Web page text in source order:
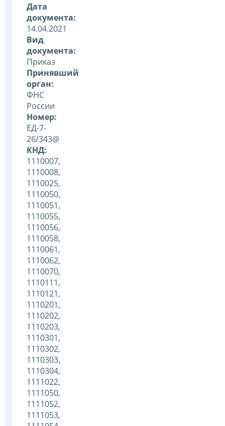
Дата
документа:
14.04.2021
Вид
документа:
Приказ
Принявший
орган:
ФНС
России
Номер:
ЕД-7-
26/343@
КНД:
1110007,
1110008,
1110025,
1110050,
1110051,
1110055,
1110056,
1110058,
1110061,
1110062,
1110070,
1110111,
1110121,
1110201,
1110202,
1110203,
1110301,
1110302,
1110303,
1110304,
1111022,
1111050,
1111052,
1111053,